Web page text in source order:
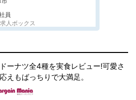
員
人ボックス
ーナツ全4種を実食レビュー!可愛さ
えもばっちりで大満足。